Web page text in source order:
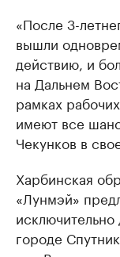
«После 3-
вышли
действию, и
на Дальнем
рамках
имеют все
Чекунков в
Харбинская
«Лунмэй»
исключительно
городе